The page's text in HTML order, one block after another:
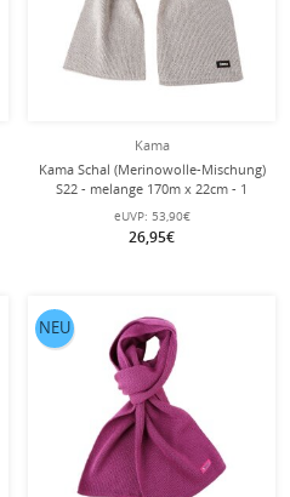
Kama
Kama Schal (Merinowolle-Mischung)
S22 - melange 170m x 22cm - 1
Stück
eUVP: 53,90€
26,95€
NEU